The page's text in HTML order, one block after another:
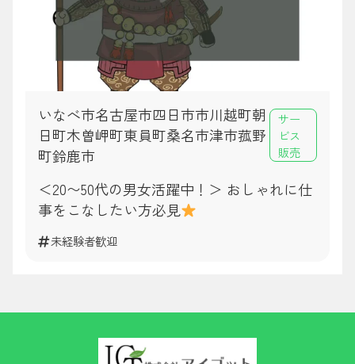
いなべ市名古屋市四日市市川越町朝
日町木曽岬町東員町桑名市津市菰野
町鈴鹿市
サー
ビス
販売
＜20〜50代の男女活躍中！＞ おしゃれに仕
事をこなしたい方必見
未経験者歓迎